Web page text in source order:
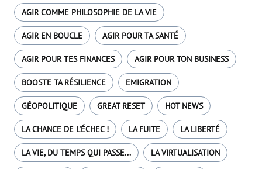
AGIR COMME PHILOSOPHIE DE LA VIE
AGIR EN BOUCLE AGIR POUR TA SANTÉ
AGIR POUR TES FINANCES AGIR POUR TON BUSINESS
BOOSTE TA RÉSILIENCE EMIGRATION
GÉOPOLITIQUE GREAT RESET HOT NEWS
LA CHANCE DE L'ÉCHEC ! LA FUITE LA LIBERTÉ
LA VIE, DU TEMPS QUI PASSE... LA VIRTUALISATION